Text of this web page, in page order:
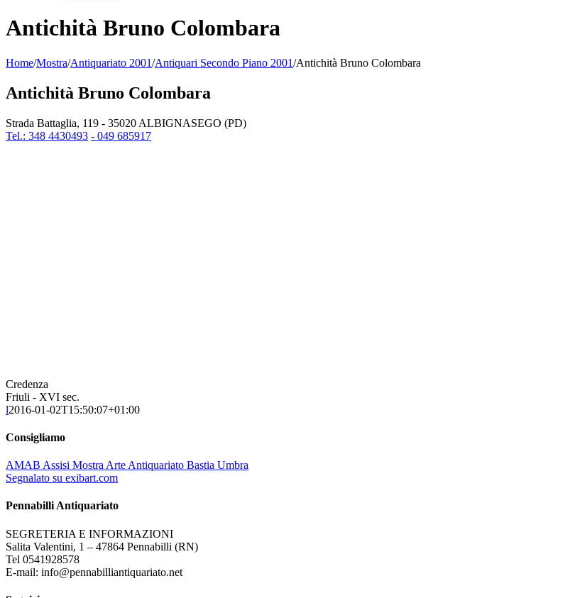
Antichità Bruno Colombara
Home/Mostra/Antiquariato 2001/Antiquari Secondo Piano 2001/Antichità Bruno Colombara
Antichità Bruno Colombara
Strada Battaglia, 119 - 35020 ALBIGNASEGO (PD)
Tel.: 348 4430493 - 049 685917
Credenza
Friuli - XVI sec.
l2016-01-02T15:50:07+01:00
Consigliamo
AMAB Assisi Mostra Arte Antiquariato Bastia Umbra
Segnalato su exibart.com
Pennabilli Antiquariato
SEGRETERIA E INFORMAZIONI
Salita Valentini, 1 – 47864 Pennabilli (RN)
Tel 0541928578
E-mail: info@pennabilliantiquariato.net